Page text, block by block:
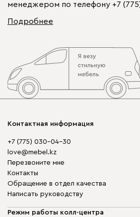
менеджером по телефону +7
Подробнее
Контактная информация
+7 (775) 030-04-30
love@mebel.kz
Перезвоните мне
Контакты
Обращение в отдел качества
Написать руководству
Режим работы колл-центра